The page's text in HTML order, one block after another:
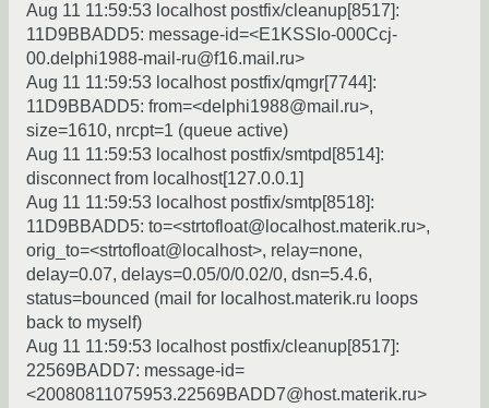
Aug 11 11:59:53 localhost postfix/cleanup[8517]:
11D9BBADD5: message-id=<E1KSSIo-000Ccj-
00.delphi1988-mail-ru@f16.mail.ru>
Aug 11 11:59:53 localhost postfix/qmgr[7744]:
11D9BBADD5: from=<delphi1988@mail.ru>,
size=1610, nrcpt=1 (queue active)
Aug 11 11:59:53 localhost postfix/smtpd[8514]:
disconnect from localhost[127.0.0.1]
Aug 11 11:59:53 localhost postfix/smtp[8518]:
11D9BBADD5: to=<strtofloat@localhost.materik.ru>,
orig_to=<strtofloat@localhost>, relay=none,
delay=0.07, delays=0.05/0/0.02/0, dsn=5.4.6,
status=bounced (mail for localhost.materik.ru loops
back to myself)
Aug 11 11:59:53 localhost postfix/cleanup[8517]:
22569BADD7: message-id=
<20080811075953.22569BADD7@host.materik.ru>